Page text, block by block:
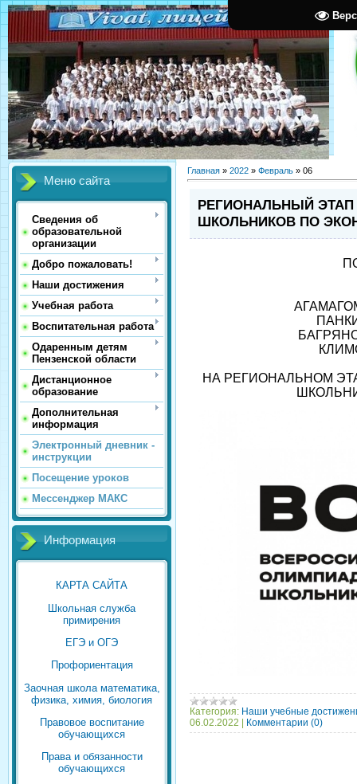
Меню сайта
Сведения об
образовательной
организации
Добро пожаловать!
Наши достижения
Учебная работа
Воспитательная работа
Одаренным детям
Пензенской области
Дистанционное
образование
Дополнительная
информация
Электронный дневник -
инструкции
Посещение уроков
Мессенджер МАКС
Информация
КАРТА САЙТА
Школьная служба
примирения
ЕГЭ и ОГЭ
Профориентация
Заочная школа математика,
физика, химия, биология
Правовое воспитание
обучающихся
Права и обязанности
обучающихся
Главная » 2022 » Февраль » 06
РЕГИОНАЛЬНЫЙ
ШКОЛЬНИКОВ ПО
НА РЕГИОНАЛЬНОМ
Категория: Наши учебные
06.02.2022 | Комментарии (0)